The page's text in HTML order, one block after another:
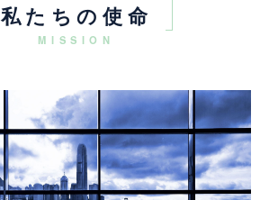
私たちの使命
MISSION